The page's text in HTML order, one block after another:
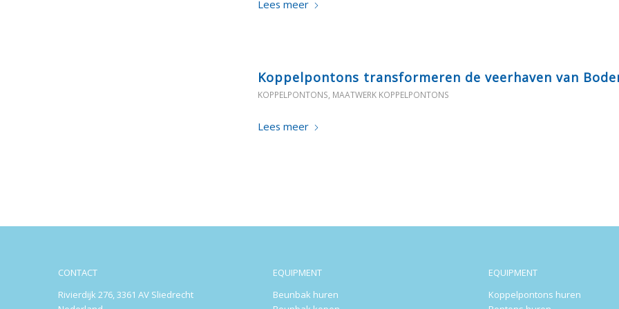
Lees meer
Koppelpontons transformeren de veerhaven van
KOPPELPONTONS, MAATWERK KOPPELPONTONS
Lees meer
CONTACT
Rivierdijk 276, 3361 AV Sliedrecht
EQUIPMENT
Beunbak huren
EQUIPMENT
Koppelpontons huren